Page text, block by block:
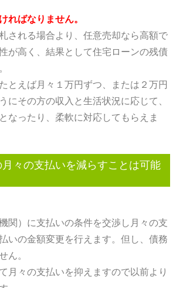
ればなりません。
される場合より、任意売却なら高額で
が高く、結果として住宅ローンの残債
とえば月々１万円ずつ、または２万円
にその方の収入と生活状況に応じて、
なったり、柔軟に対応してもらえま
々の支払いを減らすことは可能
関）に支払いの条件を交渉し月々の支
いの金額変更を行えます。但し、債務
ん。
月々の支払いを抑えますので以前より